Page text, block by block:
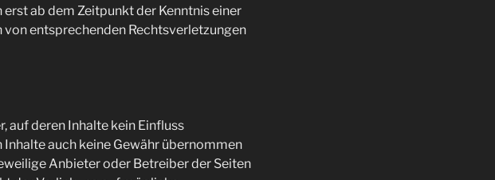
ab dem Zeitpunkt der Kenntnis einer
entsprechenden Rechtsverletzungen
auf deren Inhalte kein Einfluss
auch keine Gewähr übernommen
Anbieter oder Betreiber der Seiten